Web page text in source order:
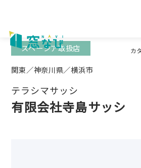
content
カ
関東／神奈川県／横浜市
テラシマサッシ
有限会社寺島サッシ
スペーシア取扱店